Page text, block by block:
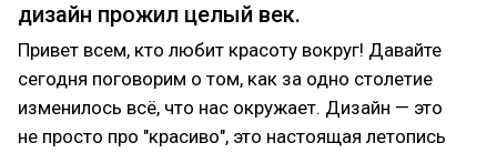
дизайн прожил целый век.
Привет всем, кто любит красоту вокруг! Давайте
сегодня поговорим о том, как за одно столетие
изменилось всё, что нас окружает. Дизайн — это
не просто про "красиво", это настоящая летопись